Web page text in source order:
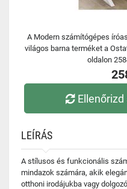
A Modern számítógépes
világos barna terméket a
oldalon
LEÍRÁS
A stílusos és funkcionális
mindazok számára, akik
otthoni irodájukba vagy